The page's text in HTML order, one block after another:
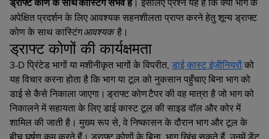
अपेक्षित प्रदर्शन के लिए आवश्यक सहनशीलता प्राप्त करने हेतु शून्य ड्राफ्ट
कोण के साथ कास्टिंगआवश्यकहै।
ड्राफ्ट कोणों की कार्यक्षमता
3-D प्रिंटेड भागों या मशीनीकृत भागों के विपरीत, डाई कास्ट इंजीनियरोंको
यह विचार करना होता है कि भाग या टूल को नुकसान पहुँचाए बिना भाग को
डाई से कैसे निकाला जाएगा। ड्राफ्ट कोण टैपर की वह मात्रा है जो भाग को
निकालने में सहायता के लिए डाई कास्ट टूल की साइड वॉल और कोर में
शामिल की जाती है। मुख्य रूप से, वे निष्कासन के दौरान भाग और टूल के